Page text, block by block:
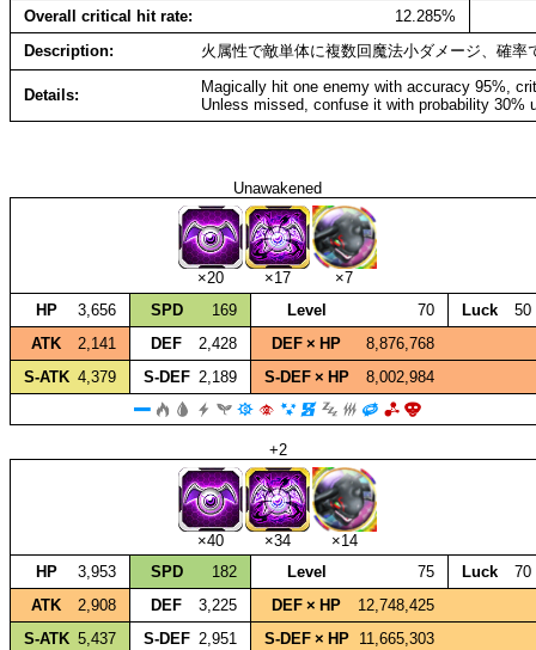
Overall critical hit rate
12.285%
Description
火属性で敵単体に複数回魔法小ダメージ、確率
Details
Magically hit one enemy with accuracy 95%,
Unless missed, confuse it with probability 30%
Unawakened
×20 ×17
×7
HP
3,656 SPD 169 Level 70 Luck
50
ATK
2,141 DEF 2,428 DEF × HP
8,876,768
S‑ATK 4,379 S‑DEF 2,189 S‑DEF × HP 8,002,984
+2
×40 ×34
×14
HP
3,953 SPD 182 Level 75 Luck
70
ATK
2,908 DEF 3,225 DEF × HP
12,748,425
S‑ATK 5,437 S‑DEF 2,951 S‑DEF × HP 11,665,303